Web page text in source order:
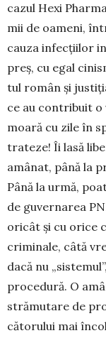
cazul Hexi
mii de oameni,
cauza infecțiilor
preș, cu egal
tul român și
ce au contribuit o
moară cu zile în
trateze! Îi lasă
amânat, până la
Până la urmă,
de guvernarea
oricât și cu orice
criminale, câtă
dacă nu
procedură. O
stră­mutare de
cătorului mai